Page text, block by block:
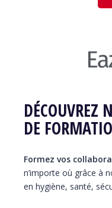
DÉCOUVREZ
DE
Formez vos
n’importe où grâce à
en hygiène, santé,